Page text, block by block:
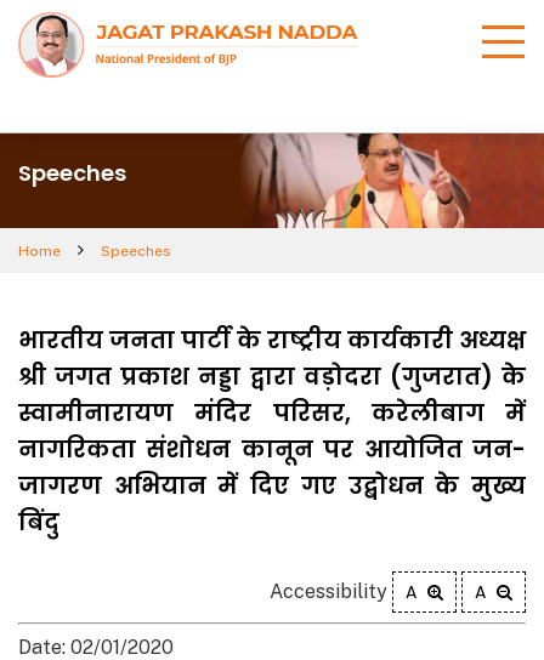
Speeches
Home Speeches
भारतीय जनता पार्टी के राष्ट्रीय कार्यकारी अध्यक्ष
श्री जगत प्रकाश नड्डा द्वारा वड़ोदरा (गुजरात) के
स्वामीनारायण मंदिर परिसर, करेलीबाग में
नागरिकता संशोधन कानून पर आयोजित जन-
जागरण अभियान में दिए गए उद्बोधन के मुख्य
बिंदु
Accessibility A A
Date: 02/01/2020